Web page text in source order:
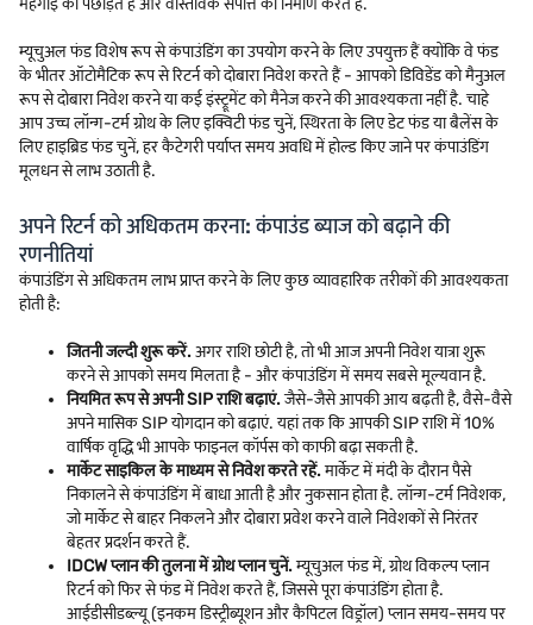
महंगाई को पछाड़ते हैं और वास्तविक संपत्ति का निर्माण करते हैं.
म्यूचुअल फंड विशेष रूप से कंपाउंडिंग का उपयोग करने के लिए उपयुक्त हैं क्योंकि वे फंड
के भीतर ऑटोमैटिक रूप से रिटर्न को दोबारा निवेश करते हैं - आपको डिविडेंड को मैनुअल
रूप से दोबारा निवेश करने या कई इंस्ट्रूमेंट को मैनेज करने की आवश्यकता नहीं है. चाहे
आप उच्च लॉन्ग-टर्म ग्रोथ के लिए इक्विटी फंड चुनें, स्थिरता के लिए डेट फंड या बैलेंस के
लिए हाइब्रिड फंड चुनें, हर कैटेगरी पर्याप्त समय अवधि में होल्ड किए जाने पर कंपाउंडिंग
मूलधन से लाभ उठाती है.
अपने रिटर्न को अधिकतम करना: कंपाउंड ब्याज को बढ़ाने की
रणनीतियां
कंपाउंडिंग से अधिकतम लाभ प्राप्त करने के लिए कुछ व्यावहारिक तरीकों की आवश्यकता
होती है:
जितनी जल्दी शुरू करें.अगर राशि छोटी है, तो भी आज अपनी निवेश यात्रा शुरू
करने से आपको समय मिलता है - और कंपाउंडिंग में समय सबसे मूल्यवान है.
नियमित रूप से अपनी SIP राशि बढ़ाएं.जैसे-जैसे आपकी आय बढ़ती है, वैसे-वैसे
अपने मासिक SIP योगदान को बढ़ाएं. यहां तक कि आपकी SIP राशि में 10%
वार्षिक वृद्धि भी आपके फाइनल कॉर्पस को काफी बढ़ा सकती है.
मार्केट साइकिल के माध्यम से निवेश करते रहें.मार्केट में मंदी के दौरान पैसे
निकालने से कंपाउंडिंग में बाधा आती है और नुकसान होता है. लॉन्ग-टर्म निवेशक,
जो मार्केट से बाहर निकलने और दोबारा प्रवेश करने वाले निवेशकों से निरंतर
बेहतर प्रदर्शन करते हैं.
IDCW प्लान की तुलना में ग्रोथ प्लान चुनें.म्यूचुअल फंड में, ग्रोथ विकल्प प्लान
रिटर्न को फिर से फंड में निवेश करते हैं, जिससे पूरा कंपाउंडिंग होता है.
आईडीसीडब्ल्यू (इनकम डिस्ट्रीब्यूशन और कैपिटल विड्रॉल) प्लान समय-समय पर